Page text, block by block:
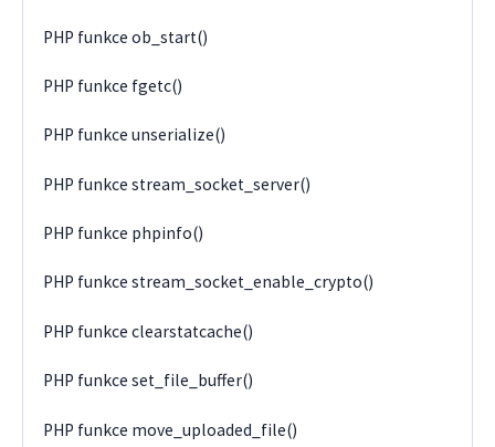
PHP funkce ob_start()
PHP funkce fgetc()
PHP funkce unserialize()
PHP funkce stream_socket_server()
PHP funkce phpinfo()
PHP funkce stream_socket_enable_crypto()
PHP funkce clearstatcache()
PHP funkce set_file_buffer()
PHP funkce move_uploaded_file()